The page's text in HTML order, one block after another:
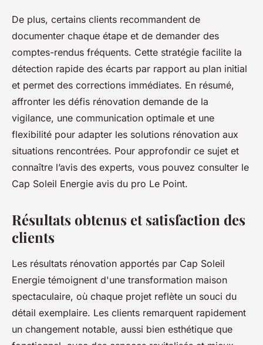
De plus, certains clients recommandent de
documenter chaque étape et de demander des
comptes-rendus fréquents. Cette stratégie facilite la
détection rapide des écarts par rapport au plan initial
et permet des corrections immédiates. En résumé,
affronter les défis rénovation demande de la
vigilance, une communication optimale et une
flexibilité pour adapter les solutions rénovation aux
situations rencontrées. Pour approfondir ce sujet et
connaître l’avis des experts, vous pouvez consulter le
Cap Soleil Energie avis du pro Le Point.
Résultats obtenus et satisfaction des
clients
Les résultats rénovation apportés par Cap Soleil
Energie témoignent d'une transformation maison
spectaculaire, où chaque projet reflète un souci du
détail exemplaire. Les clients remarquent rapidement
un changement notable, aussi bien esthétique que